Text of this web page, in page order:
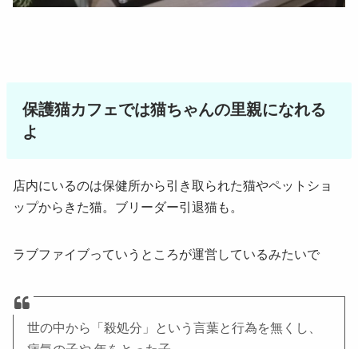
保護猫カフェでは猫ちゃんの里親になれる
よ
店内にいるのは保健所から引き取られた猫やペットショ
ップからきた猫。ブリーダー引退猫も。
ラブファイブっていうところが運営しているみたいで
世の中から「殺処分」という言葉と行為を無くし、